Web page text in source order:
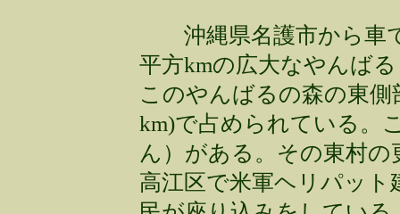
沖縄県名護市から車で
平方kmの広大なやんば
このやんばるの森の東側
km)で占められている。
ん）がある。その東村
高江区で米軍ヘリパット